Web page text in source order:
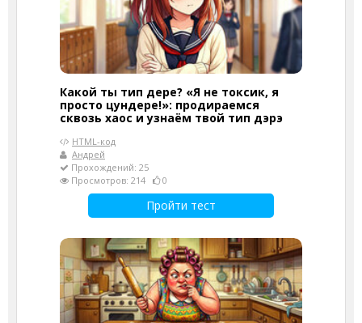
Какой ты тип дере? «Я не токсик, я
просто цундере!»: продираемся
сквозь хаос и узнаём твой тип дэрэ
HTML-код
Андрей
Прохождений: 25
Просмотров: 214
0
Пройти тест